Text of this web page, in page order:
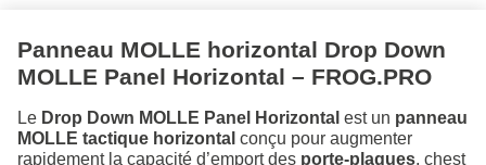
Panneau MOLLE horizontal Drop Down
MOLLE Panel Horizontal – FROG.PRO
Le Drop Down MOLLE Panel Horizontal est un panneau
MOLLE tactique horizontal conçu pour augmenter
rapidement la capacité d’emport des porte-plaques, chest